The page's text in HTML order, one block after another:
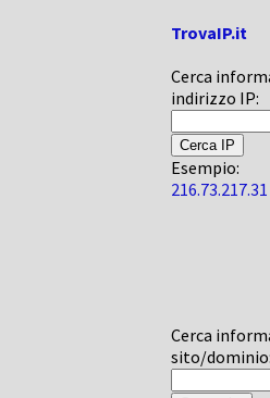
TrovaIP.it
Cerca
indirizzo IP:
Esempio:
216.73.217.31
Cerca
sito/dominio: